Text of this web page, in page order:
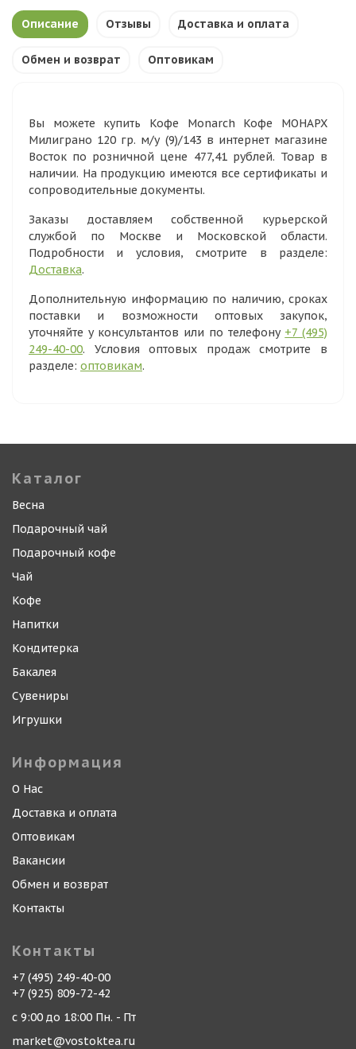
Описание Отзывы Доставка и оплата
Обмен и возврат Оптовикам
Вы можете купить Кофе Monarch Кофе МОНАРХ
Милиграно 120 гр. м/у (9)/143 в интернет магазине
Восток по розничной цене 477,41 рублей. Товар в
наличии. На продукцию имеются все сертификаты и
сопроводительные документы.
Заказы доставляем собственной курьерской
службой по Москве и Московской области.
Подробности и условия, смотрите в разделе:
Доставка.
Дополнительную информацию по наличию, сроках
поставки и возможности оптовых закупок,
уточняйте у консультантов или по телефону +7 (495)
249-40-00. Условия оптовых продаж смотрите в
разделе: оптовикам.
Каталог
Весна
Подарочный чай
Подарочный кофе
Чай
Кофе
Напитки
Кондитерка
Бакалея
Сувениры
Игрушки
Информация
О Нас
Доставка и оплата
Оптовикам
Вакансии
Обмен и возврат
Контакты
Контакты
+7 (495) 249-40-00
+7 (925) 809-72-42
с 9:00 до 18:00 Пн. - Пт
market@vostoktea.ru